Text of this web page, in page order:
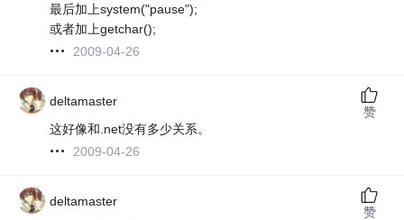
最后加上system("pause");
或者加上getchar();
2009-04-26
deltamaster
这好像和.net没有多少关系。
2009-04-26
赞
deltamaster
赞